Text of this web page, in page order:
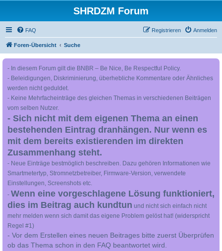
SHRDZM Forum
FAQ Anmelden
Registrieren
Foren-Übersicht Suche
- In diesem Forum gilt die BNBR – Be Nice, Be Respectful Policy.
- Beleidigungen, Diskriminierung, überhebliche Kommentare oder Ähnliches
werden nicht geduldet.
- Keine Mehrfacheinträge des gleichen Themas in verschiedenen Beiträgen
vom selben Nutzer.
- Sich nicht mit dem eigenen Thema an einen
bestehenden Eintrag dranhängen. Nur wenn es
mit dem bereits existierenden im direkten
Zusammenhang steht.
- Neue Einträge bestmöglich beschreiben. Dazu gehören Informationen wie
Smartmetertyp, Stromnetzbetreiber, Firmware-Version, verwendete
Einstellungen, Screenshots etc.
- Wenn eine vorgeschlagene Lösung funktioniert,
dies im Beitrag auch kundtun und nicht sich einfach nicht
mehr melden wenn sich damit das eigene Problem gelöst hat! (widerspricht
Regel #1)
- Vor dem Erstellen eines neuen Beitrages bitte zuerst Überprüfen
ob das Thema schon in den FAQ beantwortet wird.